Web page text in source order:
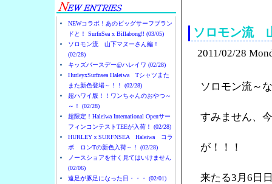
NEWコラボ！あのビッグサーフブラン
ドと！ SurfnSea x Billabong!! (03/05)
ソロモン流 山下マヌーさん編！
(02/28)
キッズバースデー@ハレイワ (02/28)
HurleyxSurfnsea Haleiwa Tシャツまた
また新色登場～！！ (02/28)
超ハワイ版！！ワンちゃんのおやつ～
～！ (02/28)
超限定！Haleiwa International Openサー
フィンコンテストTEEが入荷！ (02/28)
HURLEYｘSURFNSEA Haleiwa コラ
ボ ロンTの新色入荷～！ (02/28)
ノースショアを甘く見てはいけません
(02/06)
遠足が豚足になった日・・・ (02/01)
ソロモン流
2011/02/28
ソロモン流～
すみません、
が！！！
来たる3月6日